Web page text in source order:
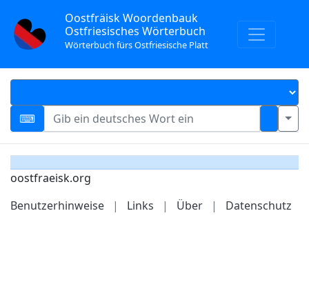
Oostfräisk Woordenbauk
Ostfriesisches Wörterbuch
Wörterbuch fürs Ostfriesische Platt
oostfraeisk.org
Benutzerhinweise
| Links | Über | Datenschutz